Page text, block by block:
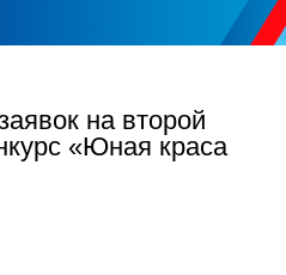
на второй
«Юная краса